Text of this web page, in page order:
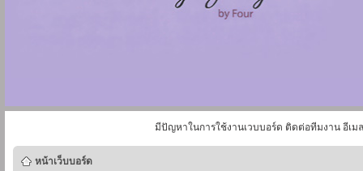
มีปัญหาในการใช้งานเวบบอร์ด ติดต่อทีมงาน อีเม
หน้าเว็บบอร์ด